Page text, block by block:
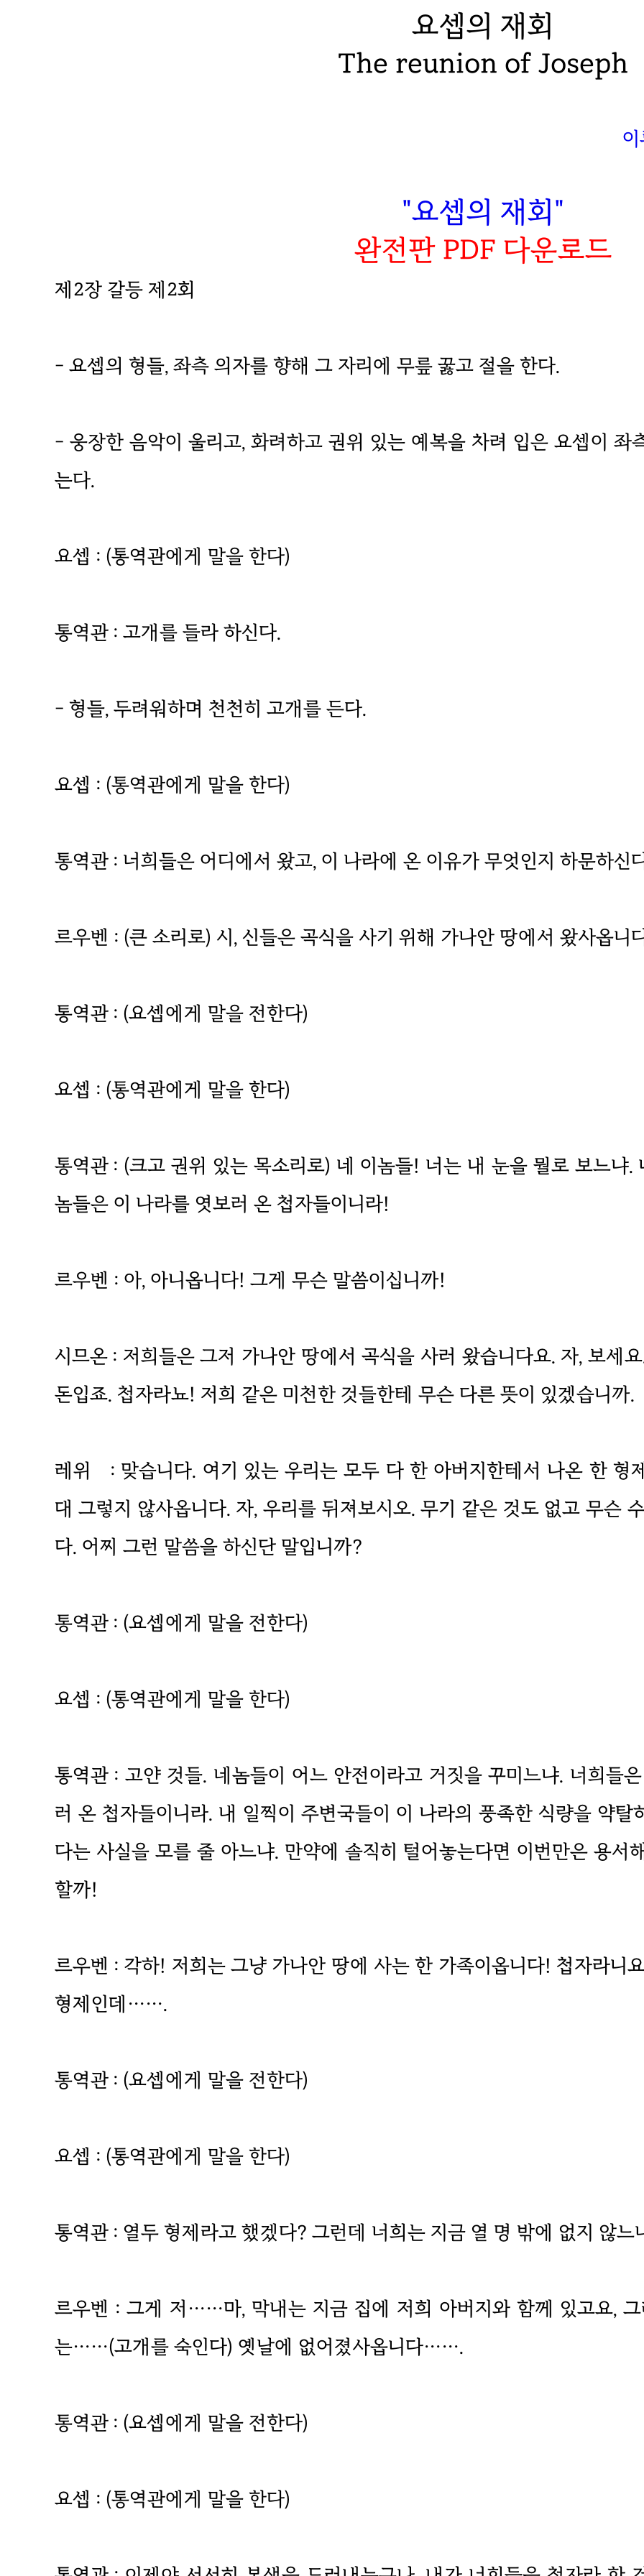
요셉의 재회
The reunion of Joseph
"요셉의 재회"
완전판 PDF 다운로드
제2장 갈등 제2회
- 요셉의 형들, 좌측 의자를 향해 그 자리에 무릎 꿇고 절을 한다.
- 웅장한 음악이 울리고, 화려하고 권위 있는 예복을 차려 입은 요셉이 좌
는다.
요셉 : (통역관에게 말을 한다)
통역관 : 고개를 들라 하신다.
- 형들, 두려워하며 천천히 고개를 든다.
요셉 : (통역관에게 말을 한다)
통역관 : 너희들은 어디에서 왔고, 이 나라에 온 이유가 무엇인지 하문하신
르우벤 : (큰 소리로) 시, 신들은 곡식을 사기 위해 가나안 땅에서 왔사옵니
통역관 : (요셉에게 말을 전한다)
요셉 : (통역관에게 말을 한다)
통역관 : (크고 권위 있는 목소리로) 네 이놈들! 너는 내 눈을 뭘로 보느냐
놈들은 이 나라를 엿보러 온 첩자들이니라!
르우벤 : 아, 아니옵니다! 그게 무슨 말씀이십니까!
시므온 : 저희들은 그저 가나안 땅에서 곡식을 사러 왔습니다요. 자, 보세
돈입죠. 첩자라뇨! 저희 같은 미천한 것들한테 무슨 다른 뜻이 있겠습니까.
레위 : 맞습니다. 여기 있는 우리는 모두 다 한 아버지한테서 나온 한 형
대 그렇지 않사옵니다. 자, 우리를 뒤져보시오. 무기 같은 것도 없고 무슨
다. 어찌 그런 말씀을 하신단 말입니까?
통역관 : (요셉에게 말을 전한다)
요셉 : (통역관에게 말을 한다)
통역관 : 고얀 것들. 네놈들이 어느 안전이라고 거짓을 꾸미느냐. 너희들
러 온 첩자들이니라. 내 일찍이 주변국들이 이 나라의 풍족한 식량을 약
다는 사실을 모를 줄 아느냐. 만약에 솔직히 털어놓는다면 이번만은 용서
할까!
르우벤 : 각하! 저희는 그냥 가나안 땅에 사는 한 가족이옵니다! 첩자라니
형제인데…….
통역관 : (요셉에게 말을 전한다)
요셉 : (통역관에게 말을 한다)
통역관 : 열두 형제라고 했겠다? 그런데 너희는 지금 열 명 밖에 없지 않느
르우벤 : 그게 저……마, 막내는 지금 집에 저희 아버지와 함께 있고요,
는……(고개를 숙인다) 옛날에 없어졌사옵니다…….
통역관 : (요셉에게 말을 전한다)
요셉 : (통역관에게 말을 한다)